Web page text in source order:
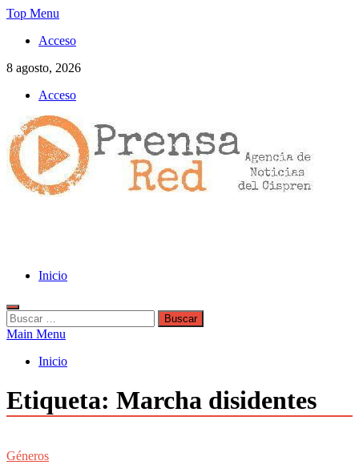
Skip
content
Top Menu
Acceso
8 agosto, 2026
Acceso
Inicio
Buscar:
Main Menu
Inicio
Etiqueta: Marcha disidentes
Géneros